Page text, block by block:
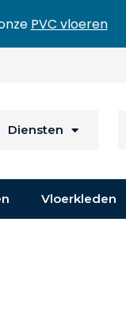
Diensten
Vloerkleden
PVC vloeren